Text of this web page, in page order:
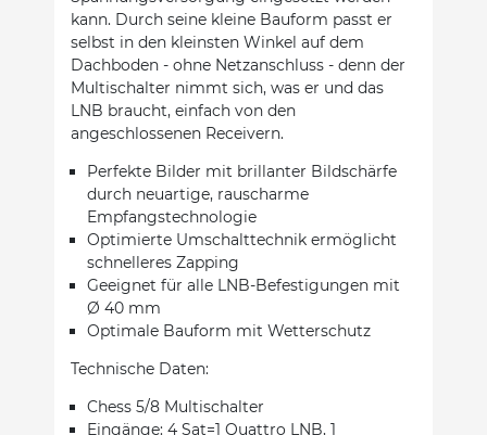
kann. Durch seine kleine Bauform passt er
selbst in den kleinsten Winkel auf dem
Dachboden - ohne Netzanschluss - denn der
Multischalter nimmt sich, was er und das
LNB braucht, einfach von den
angeschlossenen Receivern.
Perfekte Bilder mit brillanter Bildschärfe
durch neuartige, rauscharme
Empfangstechnologie
Optimierte Umschalttechnik ermöglicht
schnelleres Zapping
Geeignet für alle LNB-Befestigungen mit
Ø 40 mm
Optimale Bauform mit Wetterschutz
Technische Daten:
Chess 5/8 Multischalter
Eingänge: 4 Sat=1 Quattro LNB, 1